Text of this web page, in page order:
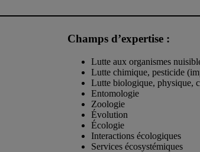
Champs d’expertise :
Lutte aux organismes
Lutte chimique, pesticide
Lutte biologique, physique,
Entomologie
Zoologie
Évolution
Écologie
Interactions écologiques
Services écosystémiques